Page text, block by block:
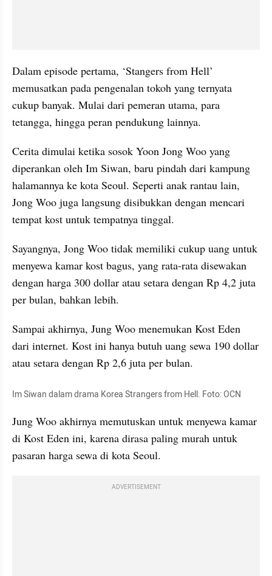
Dalam episode pertama, ‘Stangers from Hell’
memusatkan pada pengenalan tokoh yang ternyata
cukup banyak. Mulai dari pemeran utama, para
tetangga, hingga peran pendukung lainnya.
Cerita dimulai ketika sosok Yoon Jong Woo yang
diperankan oleh Im Siwan, baru pindah dari kampung
halamannya ke kota Seoul. Seperti anak rantau lain,
Jong Woo juga langsung disibukkan dengan mencari
tempat kost untuk tempatnya tinggal.
Sayangnya, Jong Woo tidak memiliki cukup uang untuk
menyewa kamar kost bagus, yang rata-rata disewakan
dengan harga 300 dollar atau setara dengan Rp 4,2 juta
per bulan, bahkan lebih.
Sampai akhirnya, Jung Woo menemukan Kost Eden
dari internet. Kost ini hanya butuh uang sewa 190 dollar
atau setara dengan Rp 2,6 juta per bulan.
Im Siwan dalam drama Korea Strangers from Hell. Foto: OCN
Jung Woo akhirnya memutuskan untuk menyewa kamar
di Kost Eden ini, karena dirasa paling murah untuk
pasaran harga sewa di kota Seoul.
ADVERTISEMENT